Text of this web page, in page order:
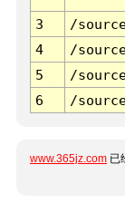
3 /
4
/
5
/
6
/
www.365jz.com 已